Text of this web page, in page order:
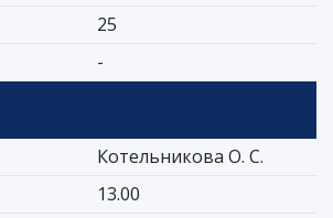
25
-
Котельникова О. С.
13.00